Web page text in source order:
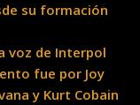
su formación
voz de Interpol
fue por Joy
y Kurt Cobain